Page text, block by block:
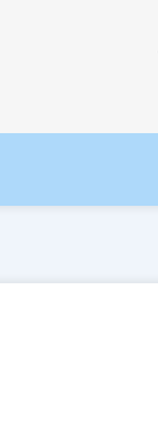
先
を